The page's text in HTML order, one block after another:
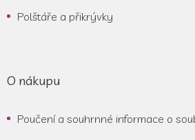
Polštáře a přikrývky
O nákupu
Poučení a souhrnné informace o